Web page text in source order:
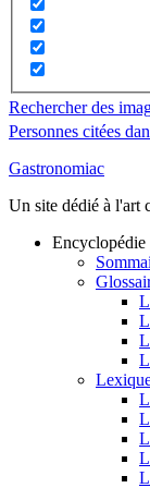
Rechercher des
Personnes citées
Gastronomiac
Un site dédié à l'art
Encyclopédie